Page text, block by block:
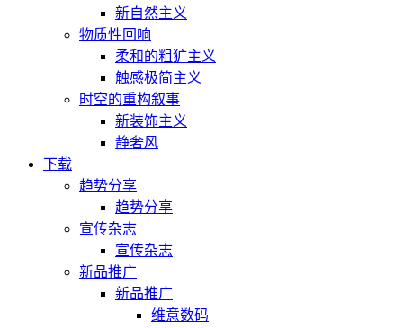
新自然主义
物质性回响
柔和的粗犷主义
触感极简主义
时空的重构叙事
新装饰主义
静奢风
下载
趋势分享
趋势分享
宣传杂志
宣传杂志
新品推广
新品推广
维意数码